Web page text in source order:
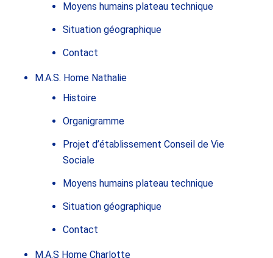
Moyens humains plateau technique
Situation géographique
Contact
M.A.S. Home Nathalie
Histoire
Organigramme
Projet d’établissement Conseil de Vie
Sociale
Moyens humains plateau technique
Situation géographique
Contact
M.A.S Home Charlotte